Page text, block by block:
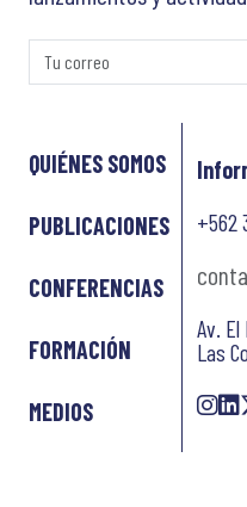
QUIÉNES SOMOS
PUBLICACIONES
CONFERENCIAS
FORMACIÓN
MEDIOS
+562
Av. El
Las